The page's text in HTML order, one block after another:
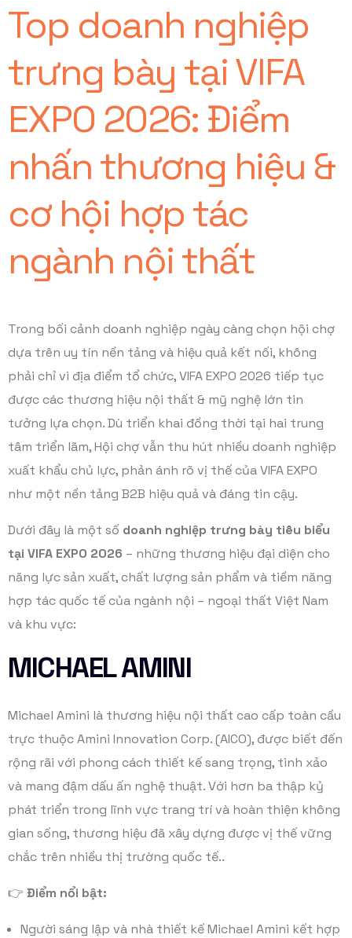
Top doanh nghiệp
trưng bày tại VIFA
EXPO 2026: Điểm
nhấn thương hiệu &
cơ hội hợp tác
ngành nội thất
Trong bối cảnh doanh nghiệp ngày càng chọn hội chợ
dựa trên uy tín nền tảng và hiệu quả kết nối, không
phải chỉ vì địa điểm tổ chức, VIFA EXPO 2026 tiếp tục
được các thương hiệu nội thất & mỹ nghệ lớn tin
tưởng lựa chọn. Dù triển khai đồng thời tại hai trung
tâm triển lãm, Hội chợ vẫn thu hút nhiều doanh nghiệp
xuất khẩu chủ lực, phản ánh rõ vị thế của VIFA EXPO
như một nền tảng B2B hiệu quả và đáng tin cậy.
Dưới đây là một số doanh nghiệp trưng bày tiêu biểu
tại VIFA EXPO 2026 – những thương hiệu đại diện cho
năng lực sản xuất, chất lượng sản phẩm và tiềm năng
hợp tác quốc tế của ngành nội – ngoại thất Việt Nam
và khu vực:
MICHAEL AMINI
Michael Amini là thương hiệu nội thất cao cấp toàn cầu
trực thuộc Amini Innovation Corp. (AICO), được biết đến
rộng rãi với phong cách thiết kế sang trọng, tinh xảo
và mang đậm dấu ấn nghệ thuật. Với hơn ba thập kỷ
phát triển trong lĩnh vực trang trí và hoàn thiện không
gian sống, thương hiệu đã xây dựng được vị thế vững
chắc trên nhiều thị trường quốc tế..
👉 Điểm nổi bật:
Người sáng lập và nhà thiết kế Michael Amini kết hợp